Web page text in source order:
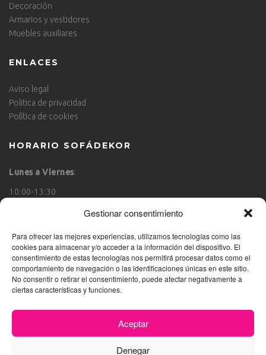
Gestionar consentimiento
Para ofrecer las mejores experiencias, utilizamos tecnologías como las
cookies para almacenar y/o acceder a la información del dispositivo. El
consentimiento de estas tecnologías nos permitirá procesar datos como el
comportamiento de navegación o las identificaciones únicas en este sitio.
No consentir o retirar el consentimiento, puede afectar negativamente a
ciertas características y funciones.
Aceptar
Denegar
Decoración
Armarios y vestidores
Muebles auxiliares
ENLACES
Aviso legal
Politica de privacidad
Política de cookies
HORARIO SOFÁDEKOR
Lunes a Viernes:
10:00-13:30
10:00-13:30
Domingo: Cerrado
© 2024 Sofádekor